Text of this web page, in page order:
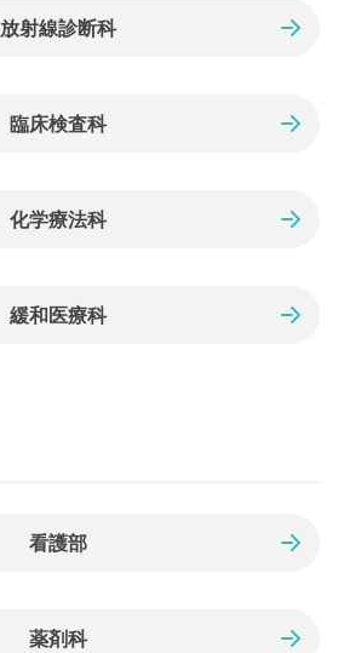
放射線診断科
臨床検査科
化学療法科
緩和医療科
看護部
薬剤科